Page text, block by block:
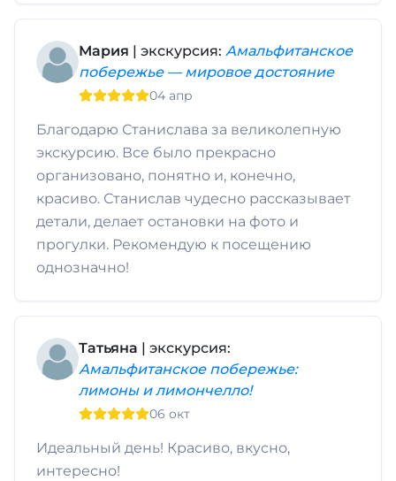
Мария | экскурсия: Амальфитанское
побережье — мировое достояние
04 апр
Благодарю Станислава за великолепную
экскурсию. Все было прекрасно
организовано, понятно и, конечно,
красиво. Станислав чудесно рассказывает
детали, делает остановки на фото и
прогулки. Рекомендую к посещению
однозначно!
Татьяна | экскурсия:
Амальфитанское побережье:
лимоны и лимончелло!
06 окт
Идеальный день! Красиво, вкусно,
интересно!